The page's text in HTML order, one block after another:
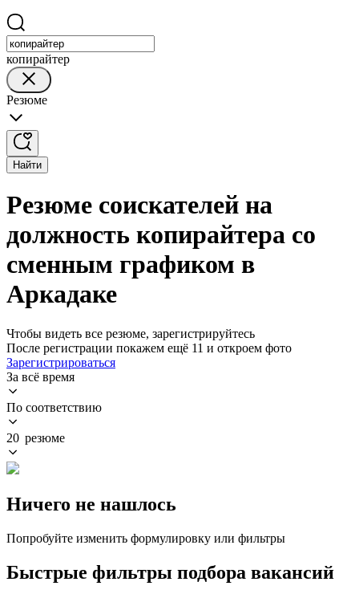
копирайтер
Резюме
Найти
Резюме соискателей на
должность копирайтера со
сменным графиком в
Аркадаке
Чтобы видеть все резюме, зарегистрируйтесь
После регистрации покажем ещё 11 и откроем фото
Зарегистрироваться
За всё время
По соответствию
20 резюме
Ничего не нашлось
Попробуйте изменить формулировку или фильтры
Быстрые фильтры подбора вакансий